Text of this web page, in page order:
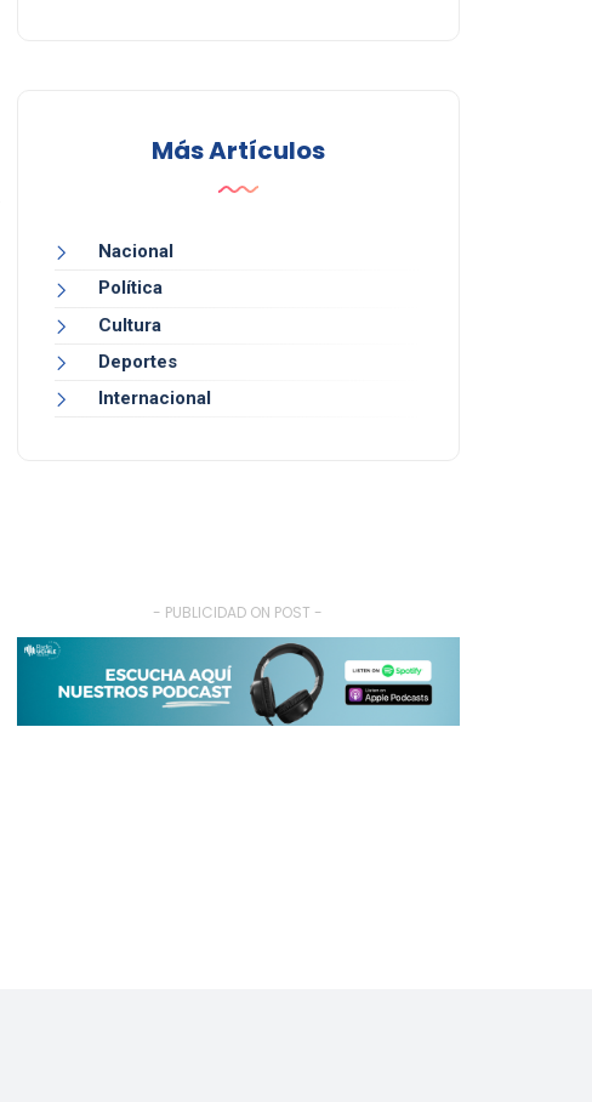
Más Artículos
Nacional
Política
Cultura
Deportes
Internacional
- PUBLICIDAD ON POST -